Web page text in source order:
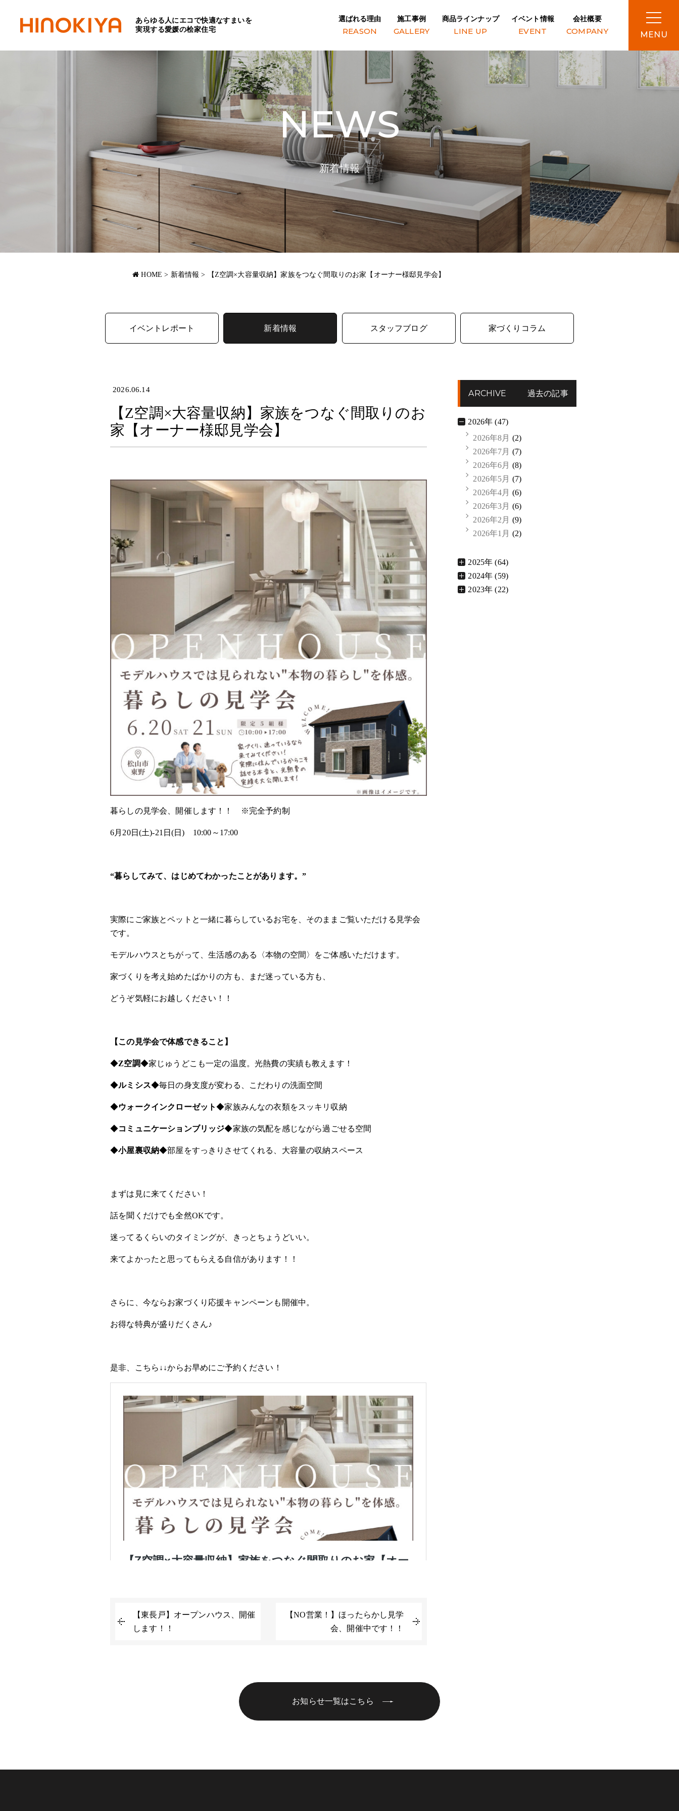
あらゆる人にエコで快適なすまいを
実現する愛媛の桧家住宅
選ばれる理由
REASON
施工事例
GALLERY
商品ラインナップ
LINE UP
イベント情報
EVENT
会社概要
COMPANY
NEWS
新着情報
HOME > 新着情報 > 【Z空調×大容量収納】家族をつなぐ間取りのお家【オーナー様邸見学会】
イベントレポート 新着情報 スタッフブログ 家づくりコラム
2026.06.14
【Z空調×大容量収納】家族をつなぐ間取りのお
家【オーナー様邸見学会】
暮らしの見学会、開催します！！ ※完全予約制
6月20日(土)-21日(日) 10:00～17:00
“暮らしてみて、はじめてわかったことがあります。”
実際にご家族とペットと一緒に暮らしているお宅を、そのままご覧いただける見学会
です。
モデルハウスとちがって、生活感のある〈本物の空間〉をご体感いただけます。
家づくりを考え始めたばかりの方も、まだ迷っている方も、
どうぞ気軽にお越しください！！
【この見学会で体感できること】
◆Z空調◆家じゅうどこも一定の温度。光熱費の実績も教えます！
◆ルミシス◆毎日の身支度が変わる、こだわりの洗面空間
◆ウォークインクローゼット◆家族みんなの衣類をスッキリ収納
◆コミュニケーションブリッジ◆家族の気配を感じながら過ごせる空間
◆小屋裏収納◆部屋をすっきりさせてくれる、大容量の収納スペース
まずは見に来てください！
話を聞くだけでも全然OKです。
迷ってるくらいのタイミングが、きっとちょうどいい。
来てよかったと思ってもらえる自信があります！！
さらに、今ならお家づくり応援キャンペーンも開催中。
お得な特典が盛りだくさん♪
是非、こちら↓↓からお早めにご予約ください！
【東長戸】オープンハウス、開催
します！！
【NO営業！】ほったらかし見学
会、開催中です！！
ARCHIVE 過去の記事
2026年 (47)
2026年8月 (2)
2026年7月 (7)
2026年6月 (8)
2026年5月 (7)
2026年4月 (6)
2026年3月 (6)
2026年2月 (9)
2026年1月 (2)
2025年 (64)
2024年 (59)
2023年 (22)
お知らせ一覧はこちら